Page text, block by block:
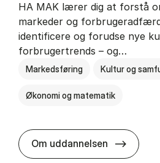
HA MAK lærer dig at forstå
markeder og
identificere og forudse nye
forbrugertrends – og…
Markedsføring Kultur og
Økonomi og matematik
Om uddannelsen HA i